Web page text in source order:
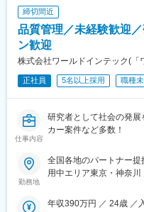
締切間近
品質管理／未経験歓迎
ン歓迎
株式会社ワールドインテック(
正社員 5名以上採用 職種
仕事内容
研究者として社会の発
カー案件など多数！
勤務地
全国各地のパートナー
用中エリア東京・神奈
プロジェクトを用意。※
年収390万円 ／ 24歳 ／